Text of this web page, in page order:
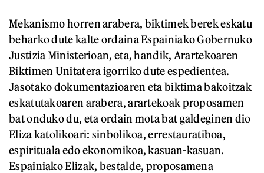
Mekanismo horren arabera, biktimek berek eskatu
beharko dute kalte ordaina Espainiako Gobernuko
Justizia Ministerioan, eta, handik, Arartekoaren
Biktimen Unitatera igorriko dute espedientea.
Jasotako dokumentazioaren eta biktima bakoitzak
eskatutakoaren arabera, arartekoak proposamen
bat onduko du, eta ordain mota bat galdeginen dio
Eliza katolikoari: sinbolikoa, errestauratiboa,
espirituala edo ekonomikoa, kasuan-kasuan.
Espainiako Elizak, bestalde, proposamena